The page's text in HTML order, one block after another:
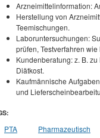
Arzneimittelinformation:
Herstellung von
Teemischungen.
Laboruntersuchungen:
prüfen, Testverfahren
Kundenberatung: z. B.
Diätkost.
Kaufmännische
und
PTA Pharmazeutisch